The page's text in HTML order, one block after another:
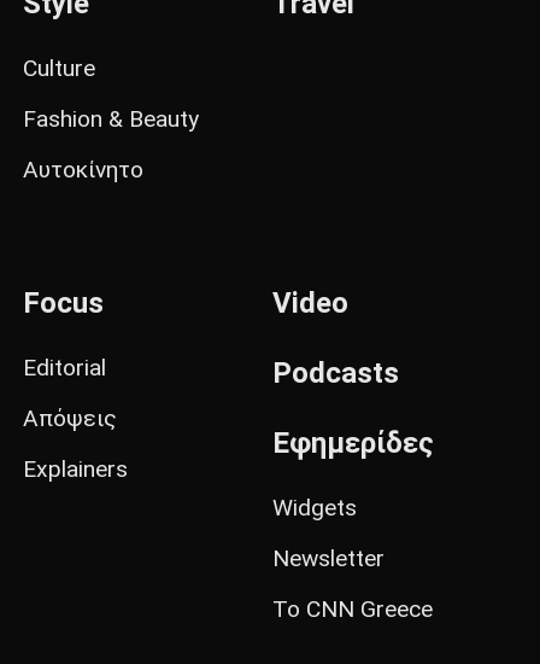
Culture
Fashion & Beauty
Αυτοκίνητο
Focus
Editorial
Απόψεις
Explainers
Video
Podcasts
Εφημερίδες
Widgets
Newsletter
Το CNN Greece